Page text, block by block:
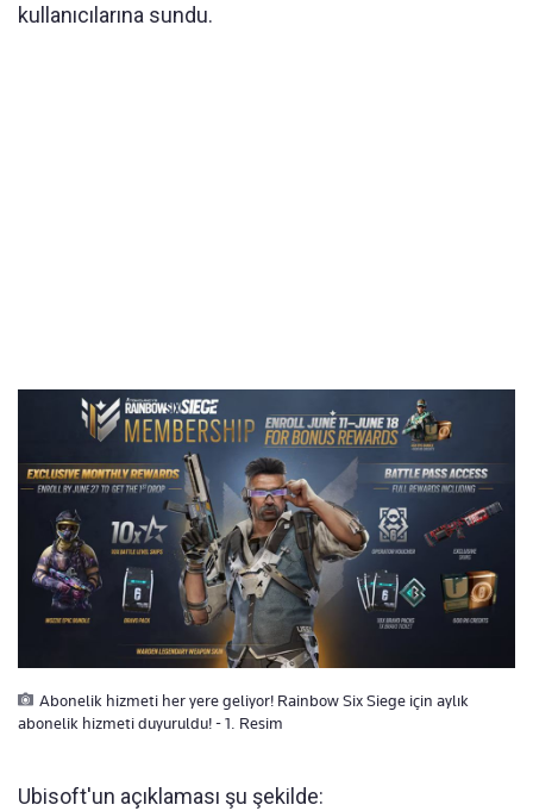
kullanıcılarına sundu.
Abonelik hizmeti her yere geliyor! Rainbow Six Siege için aylık
abonelik hizmeti duyuruldu! - 1. Resim
Ubisoft'un açıklaması şu şekilde: